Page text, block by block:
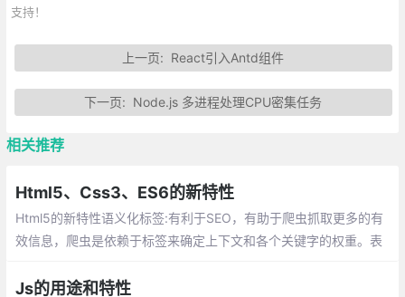
支持！
上一页: React引入Antd组件
下一页: Node.js 多进程处理CPU密集任务
相关推荐
Html5、Css3、ES6的新特性
Html5的新特性语义化标签:有利于SEO，有助于爬虫抓取更多的有
效信息，爬虫是依赖于标签来确定上下文和各个关键字的权重。表
Js的用途和特性